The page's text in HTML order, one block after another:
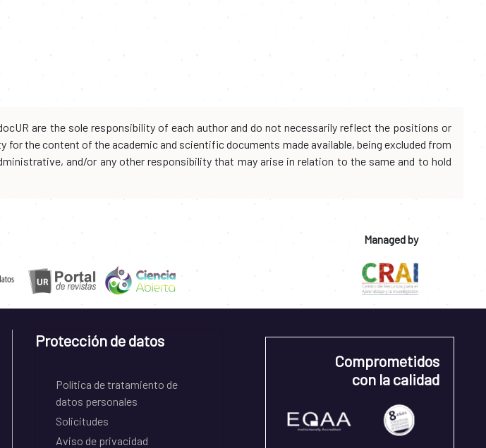
are the sole responsibility of each author and do not necessarily reflect the positions or
the content of the academic and scientific documents made available, being excluded from
and/or any other responsibility that may arise in relation to the same and to hold
Managed by
Protección de datos
Política de tratamiento de
datos personales
Solicitudes
Aviso de privacidad
Comprometidos
con la calidad